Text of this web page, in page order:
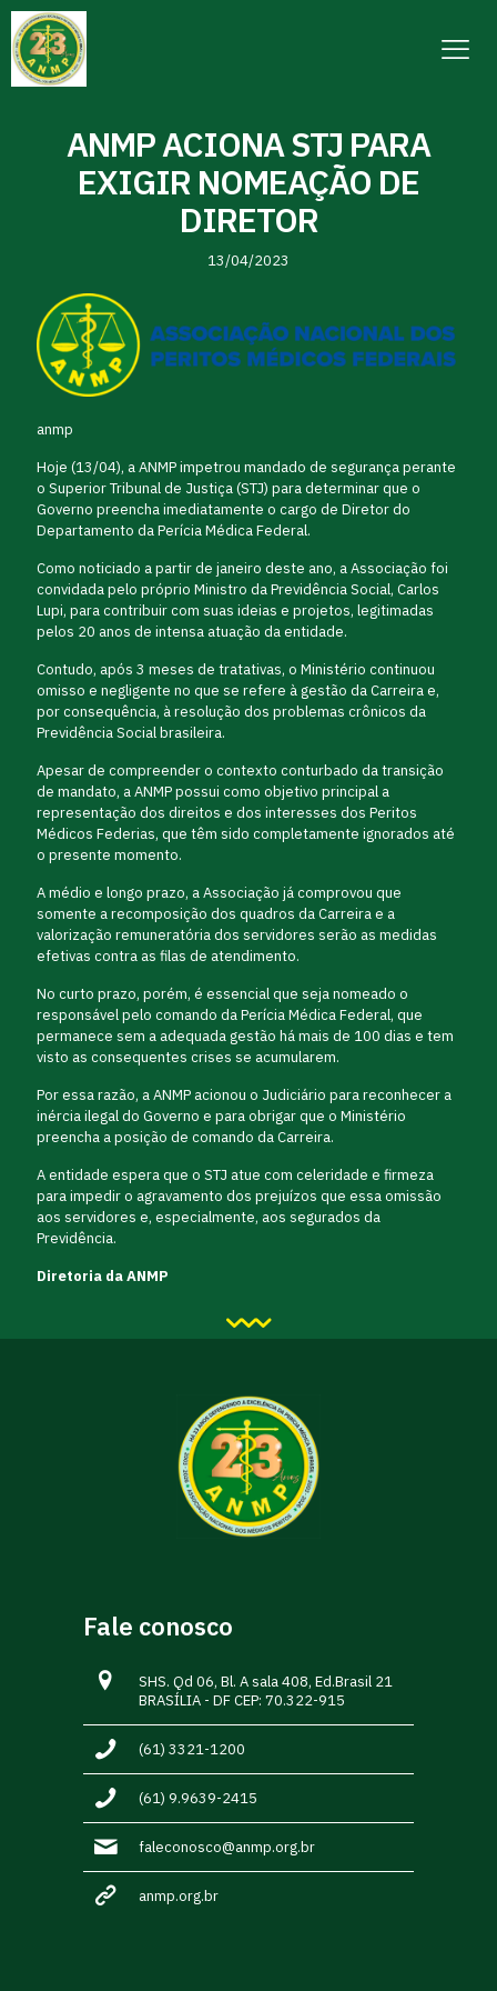
ANMP ACIONA STJ PARA
EXIGIR NOMEAÇÃO DE
DIRETOR
13/04/2023
anmp
Hoje (13/04), a ANMP impetrou mandado de segurança perante
o Superior Tribunal de Justiça (STJ) para determinar que o
Governo preencha imediatamente o cargo de Diretor do
Departamento da Perícia Médica Federal.
Como noticiado a partir de janeiro deste ano, a Associação foi
convidada pelo próprio Ministro da Previdência Social, Carlos
Lupi, para contribuir com suas ideias e projetos, legitimadas
pelos 20 anos de intensa atuação da entidade.
Contudo, após 3 meses de tratativas, o Ministério continuou
omisso e negligente no que se refere à gestão da Carreira e,
por consequência, à resolução dos problemas crônicos da
Previdência Social brasileira.
Apesar de compreender o contexto conturbado da transição
de mandato, a ANMP possui como objetivo principal a
representação dos direitos e dos interesses dos Peritos
Médicos Federias, que têm sido completamente ignorados até
o presente momento.
A médio e longo prazo, a Associação já comprovou que
somente a recomposição dos quadros da Carreira e a
valorização remuneratória dos servidores serão as medidas
efetivas contra as filas de atendimento.
No curto prazo, porém, é essencial que seja nomeado o
responsável pelo comando da Perícia Médica Federal, que
permanece sem a adequada gestão há mais de 100 dias e tem
visto as consequentes crises se acumularem.
Por essa razão, a ANMP acionou o Judiciário para reconhecer a
inércia ilegal do Governo e para obrigar que o Ministério
preencha a posição de comando da Carreira.
A entidade espera que o STJ atue com celeridade e firmeza
para impedir o agravamento dos prejuízos que essa omissão
aos servidores e, especialmente, aos segurados da
Previdência.
Diretoria da ANMP
Fale conosco
SHS. Qd 06, Bl. A sala 408, Ed.Brasil 21
BRASÍLIA - DF CEP: 70.322-915
(61) 3321-1200
(61) 9.9639-2415
faleconosco@anmp.org.br
anmp.org.br